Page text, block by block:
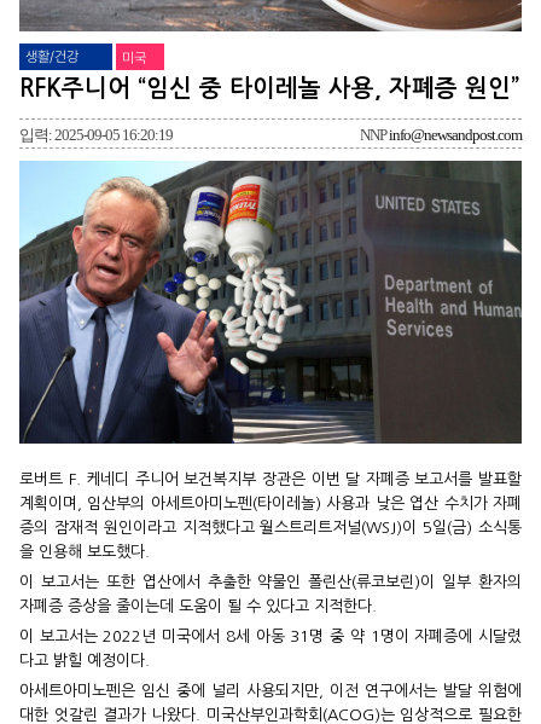
생활/건강 미국
RFK주니어 “임신 중 타이레놀 사용, 자폐증 원인”
입력: 2025-09-05 16:20:19 NNPinfo@newsandpost.com
로버트 F. 케네디 주니어 보건복지부 장관은 이번 달 자폐증 보고서를 발표할
계획이며, 임산부의 아세트아미노펜(타이레놀) 사용과 낮은 엽산 수치가 자폐
증의 잠재적 원인이라고 지적했다고 월스트리트저널(WSJ)이 5일(금) 소식통
을 인용해 보도했다.
이 보고서는 또한 엽산에서 추출한 약물인 폴린산(류코보린)이 일부 환자의
자폐증 증상을 줄이는데 도움이 될 수 있다고 지적한다.
이 보고서는 2022년 미국에서 8세 아동 31명 중 약 1명이 자폐증에 시달렸
다고 밝힐 예정이다.
아세트아미노펜은 임신 중에 널리 사용되지만, 이전 연구에서는 발달 위험에
대한 엇갈린 결과가 나왔다. 미국산부인과학회(ACOG)는 임상적으로 필요한